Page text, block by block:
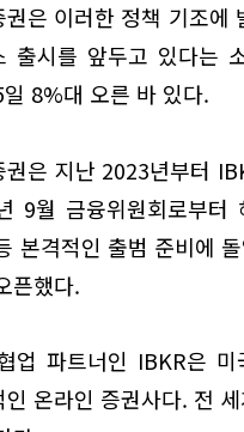
권은 이러한 정책 기조에
출시를 앞두고 있다는
8%대 오른 바 있다.
권은 지난 2023년부터
9월 금융위원회로부터
본격적인 출범 준비에
픈했다.
업 파트너인 IBKR은
인 온라인 증권사다. 전